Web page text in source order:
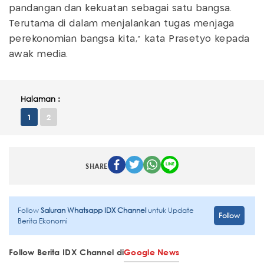
pandangan dan kekuatan sebagai satu bangsa.
Terutama di dalam menjalankan tugas menjaga
perekonomian bangsa kita," kata Prasetyo kepada
awak media.
Halaman :
1 2
SHARE
FollowSaluran Whatsapp IDX Channeluntuk Update
Berita Ekonomi
Follow
Follow Berita IDX Channel diGoogle News